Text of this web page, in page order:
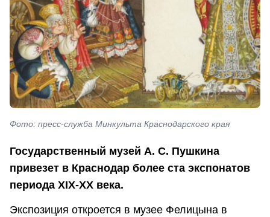
Фото: пресс-служба Минкульта Краснодарского края
Государственный музей А. С. Пушкина
привезет в Краснодар более ста экспонатов
периода XIX-XX века.
Экспозиция откроется в музее Фелицына в